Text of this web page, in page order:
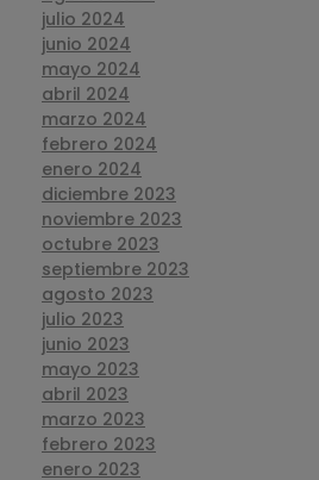
julio 2024
junio 2024
mayo 2024
abril 2024
marzo 2024
febrero 2024
enero 2024
diciembre 2023
noviembre 2023
octubre 2023
septiembre 2023
agosto 2023
julio 2023
junio 2023
mayo 2023
abril 2023
marzo 2023
febrero 2023
enero 2023